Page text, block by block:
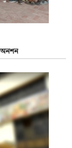
অনশন